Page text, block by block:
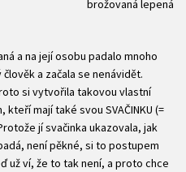
brožovaná lepená
a na její osobu padalo mnoho
a začala se nenávidět.
si vytvořila takovou vlastní
mají také svou SVAČINKU (=
jí svačinka ukazovala, jak
není pěkné, si to postupem
už ví, že to tak není, a proto chce